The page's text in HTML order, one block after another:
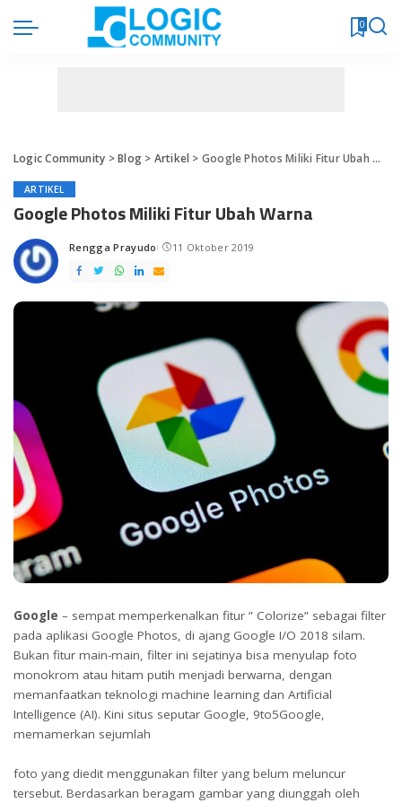
0
Logic Community >Blog> Artikel > Google Photos Miliki Fitur Ubah Warna
ARTIKEL
Google Photos Miliki Fitur Ubah Warna
Posted
by
Rengga Prayudo 11 Oktober 2019
Google – sempat memperkenalkan fitur ” Colorize” sebagai filter
pada aplikasi Google Photos, di ajang Google I/O 2018 silam.
Bukan fitur main-main, filter ini sejatinya bisa menyulap foto
monokrom atau hitam putih menjadi berwarna, dengan
memanfaatkan teknologi machine learning dan Artificial
Intelligence (AI). Kini situs seputar Google, 9to5Google,
memamerkan sejumlah
foto yang diedit menggunakan filter yang belum meluncur
tersebut. Berdasarkan beragam gambar yang diunggah oleh